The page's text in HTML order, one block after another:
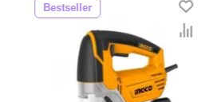
Bestseller